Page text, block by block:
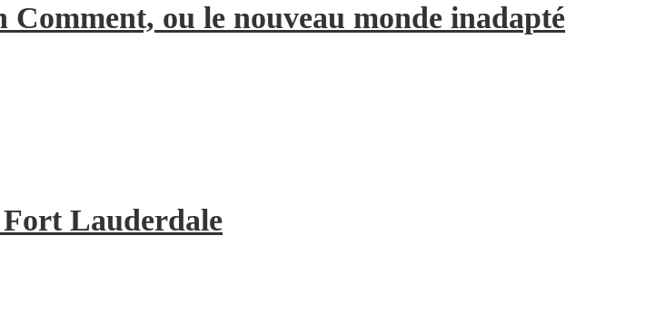
ou le nouveau monde inadapté
Fort Lauderdale